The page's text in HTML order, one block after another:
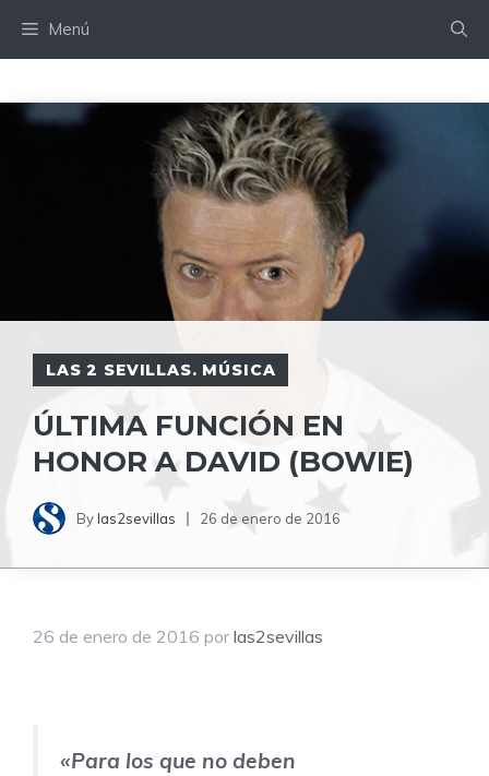
Menú
LAS 2 SEVILLAS. MÚSICA
ÚLTIMA FUNCIÓN EN
HONOR A DAVID (BOWIE)
Bylas2sevillas 26 de enero de 2016
26 de enero de 2016 por las2sevillas
«Para los que no deben